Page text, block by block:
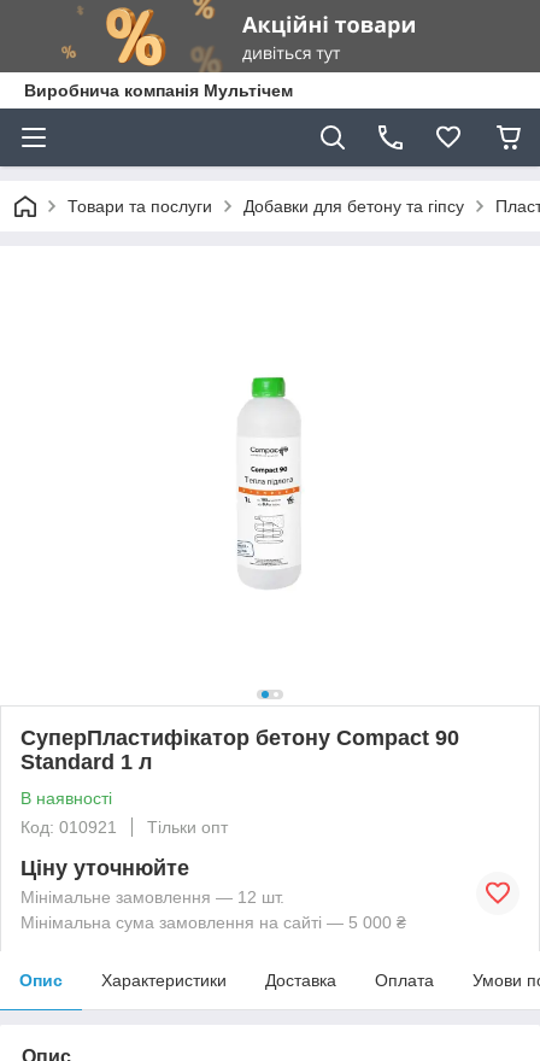
Виробнича компанія Мультічем
Товари та послуги Добавки для бетону та гіпсу
СуперПластифікатор бетону Compact 90
Standard 1 л
В наявності
Код: 010921
Тільки опт
Ціну уточнюйте
Мінімальне замовлення — 12 шт.
Мінімальна сума замовлення на сайті — 5 000 ₴
Опис Характеристики Доставка Оплата Умови
Опис